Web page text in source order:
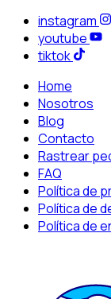
instagram
youtube
tiktok
Home
Nosotros
Blog
Contacto
Rastrear
FAQ
Política de
Política de
Política de